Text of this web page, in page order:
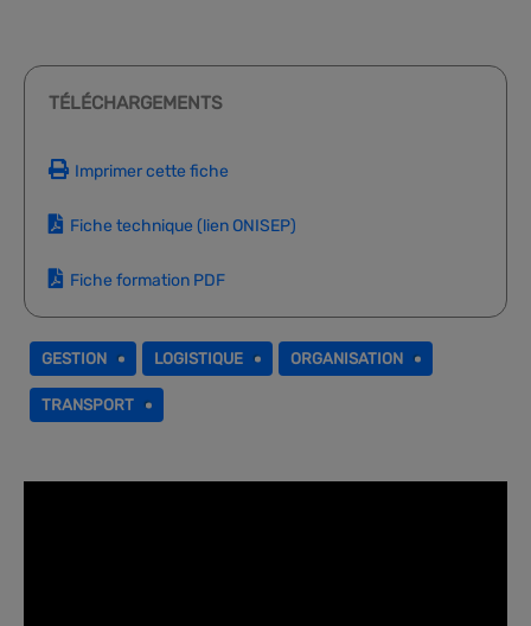
TÉLÉCHARGEMENTS
Imprimer cette fiche
Fiche technique (lien ONISEP)
Fiche formation PDF
GESTION LOGISTIQUE ORGANISATION
TRANSPORT